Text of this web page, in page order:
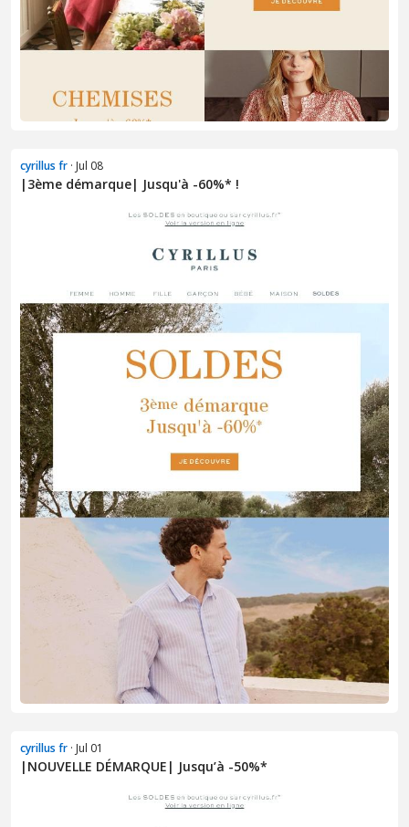
cyrillus fr · Jul 08
|3ème démarque| Jusqu'à -60%* !
cyrillus fr · Jul 01
|NOUVELLE DÉMARQUE| Jusqu’à -50%*